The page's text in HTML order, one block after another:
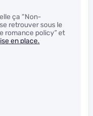
ça “Non-
retrouver sous le
romance policy” et
en place.